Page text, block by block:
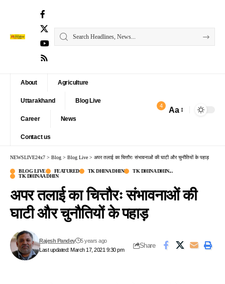
About Agriculture
Uttarakhand Blog Live
Career News
Contact us
4 Aa
NEWSLIVE24x7 > Blog > Blog Live > अपर तलाई का चित्तौरः संभावनाओं की घाटी और चुनौतियों के पहाड़
BLOG LIVE FEATURED TK DHINA DHIN
TK DHINA DHIN...
TK DHINAA DHIN
अपर तलाई का चित्तौरः संभावनाओं की
घाटी और चुनौतियों के पहाड़
Last updated: March 17, 2021 9:30 pm
Rajesh Pandey 5 years ago
Share